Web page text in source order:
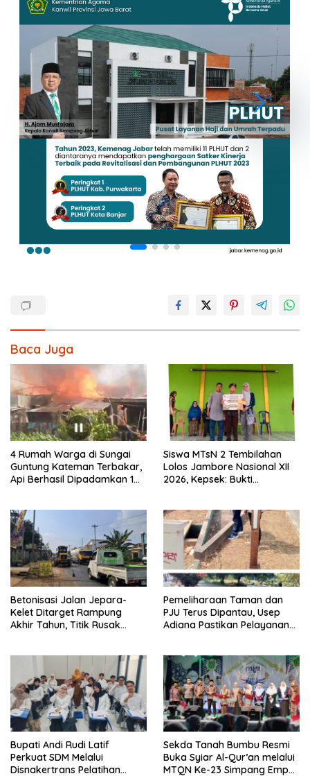
Baca Juga
4 Rumah Warga di Sungai
Guntung Kateman Terbakar,
Api Berhasil Dipadamkan 1
Siswa MTsN 2 Tembilahan
Lolos Jambore Nasional XII
2026, Kepsek: Bukti
Betonisasi Jalan Jepara-
Kelet Ditarget Rampung
Akhir Tahun, Titik Rusak
Pemeliharaan Taman dan
PJU Terus Dipantau, Usep
Adiana Pastikan Pelayanan
Bupati Andi Rudi Latif
Perkuat SDM Melalui
Disnakertrans Pelatihan
Sekda Tanah Bumbu Resmi
Buka Syiar Al-Qur’an melalui
MTQN Ke-23 Simpang Empat